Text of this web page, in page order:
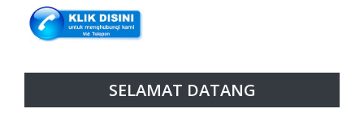
SELAMAT DATANG